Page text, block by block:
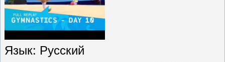
Язык: Русский